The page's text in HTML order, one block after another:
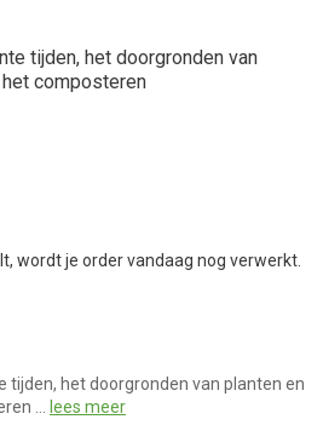
tijden, het doorgronden van
composteren
wordt je order vandaag nog verwerkt.
tijden, het doorgronden van planten en
… lees meer